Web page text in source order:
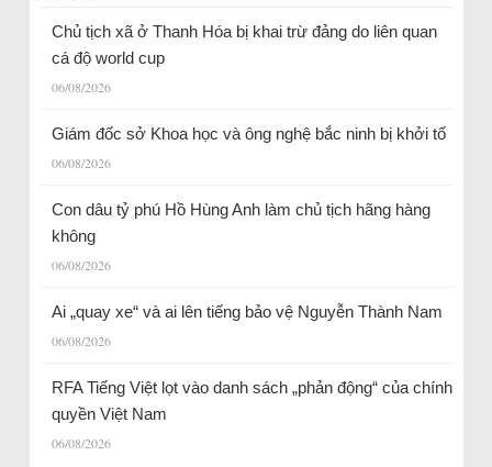
Chủ tịch xã ở Thanh Hóa bị khai trừ đảng do liên quan
cá độ world cup
06/08/2026
Giám đốc sở Khoa học và ông nghệ bắc ninh bị khởi tố
06/08/2026
Con dâu tỷ phú Hồ Hùng Anh làm chủ tịch hãng hàng
không
06/08/2026
Ai „quay xe“ và ai lên tiếng bảo vệ Nguyễn Thành Nam
06/08/2026
RFA Tiếng Việt lọt vào danh sách „phản động“ của chính
quyền Việt Nam
06/08/2026